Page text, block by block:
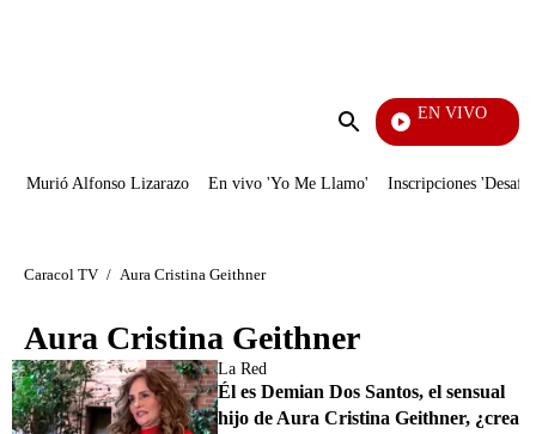
Enviar
EN VIVO
EFÉ
Murió Alfonso Lizarazo En vivo 'Yo Me Llamo' Inscripciones
Caracol TV / Aura Cristina Geithner
Aura Cristina Geithner
La Red
Él es Demian Dos Santos, el sensual
hijo de Aura Cristina Geithner, ¿crea